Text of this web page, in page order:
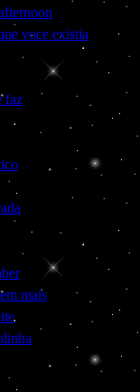
voce existia
faz
mais